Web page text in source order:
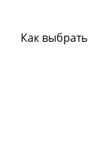
Как выбрать